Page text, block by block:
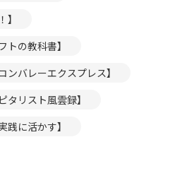
トの教科書】
バレーエクスプレス】
タリスト風雲録】
践に活かす】